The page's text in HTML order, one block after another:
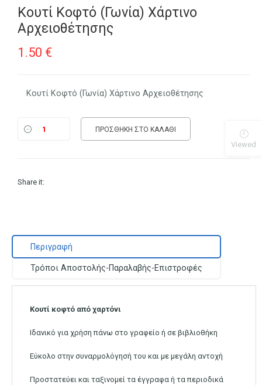
Κουτί Κοφτό (Γωνία) Χάρτινο
Αρχειοθέτησης
1.50 €
Κουτί Κοφτό (Γωνία) Χάρτινο Αρχειοθέτησης
ΠΡΟΣΘΉΚΗ ΣΤΟ ΚΑΛΆΘΙ
Share it:
Περιγραφή
Τρόποι Αποστολής-Παραλαβής-Επιστροφές
Κουτί κοφτό από χαρτόνι
Ιδανικό για χρήση πάνω στο γραφείο ή σε βιβλιοθήκη
Εύκολο στην συναρμολόγησή του και με μεγάλη αντοχή
Προστατεύει και ταξινομεί τα έγγραφα ή τα περιοδικά
Viewed